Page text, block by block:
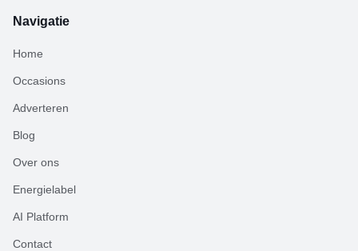
Navigatie
Home
Occasions
Adverteren
Blog
Over ons
Energielabel
AI Platform
Contact